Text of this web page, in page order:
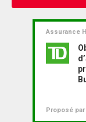
Assurance
Proposé par